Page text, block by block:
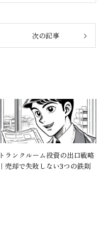
次の記事
トランクルーム投資の出口戦略
｜売却で失敗しない3つの鉄則